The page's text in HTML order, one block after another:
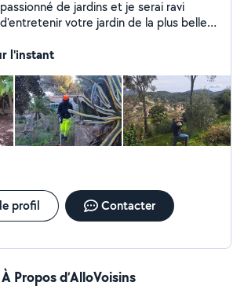
de jardins et je serai ravi
votre jardin de la plus belle
l'instant
profil Contacter
À Propos d’AlloVoisins